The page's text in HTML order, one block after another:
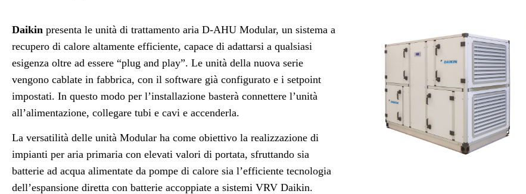
Daikin presenta le unità di trattamento aria D-AHU Modular, un sistema a
recupero di calore altamente efficiente, capace di adattarsi a qualsiasi
esigenza oltre ad essere “plug and play”. Le unità della nuova serie
vengono cablate in fabbrica, con il software già configurato e i setpoint
impostati. In questo modo per l’installazione basterà connettere l’unità
all’alimentazione, collegare tubi e cavi e accenderla.
La versatilità delle unità Modular ha come obiettivo la realizzazione di
impianti per aria primaria con elevati valori di portata, sfruttando sia
batterie ad acqua alimentate da pompe di calore sia l’efficiente tecnologia
dell’espansione diretta con batterie accoppiate a sistemi VRV Daikin.